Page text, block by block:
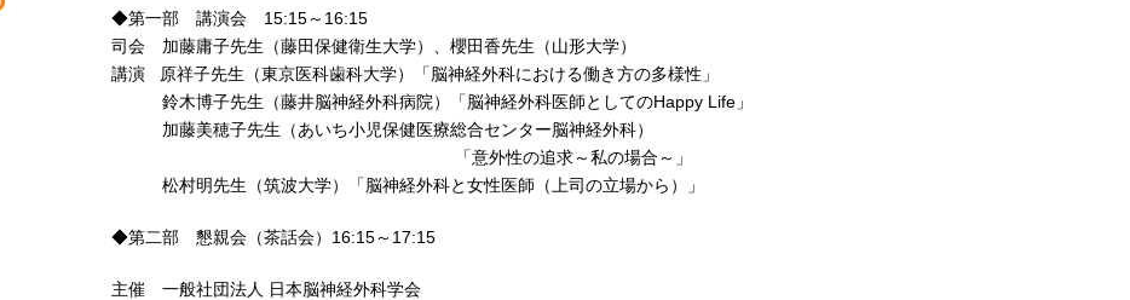
◆第一部 講演会 15:15～16:15
司会 加藤庸子先生（藤田保健衛生大学）、櫻田香先生（山形大学）
講演 原祥子先生（東京医科歯科大学）「脳神経外科における働き方の多様性」
鈴木博子先生（藤井脳神経外科病院）「脳神経外科医師としてのHappy Life」
加藤美穂子先生（あいち小児保健医療総合センター脳神経外科）
「意外性の追求～私の場合～」
松村明先生（筑波大学）「脳神経外科と女性医師（上司の立場から）」
◆第二部 懇親会（茶話会）16:15～17:15
主催 一般社団法人 日本脳神経外科学会